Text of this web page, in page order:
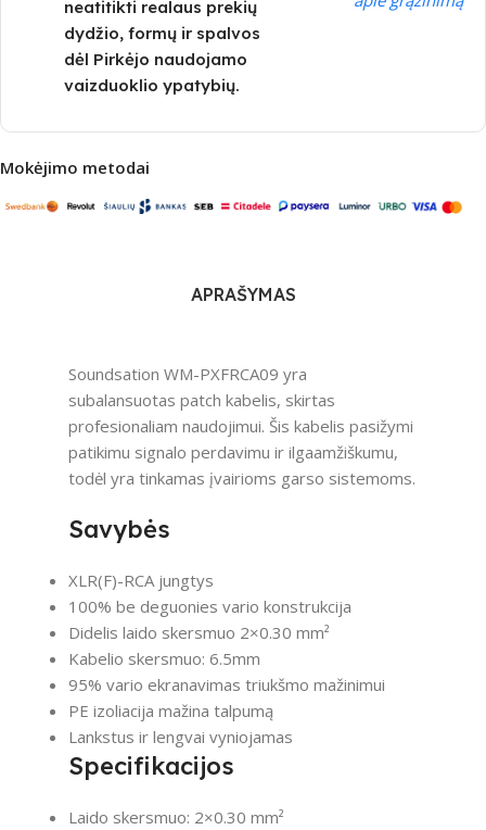
neatitikti realaus prekių
dydžio, formų ir spalvos
dėl Pirkėjo naudojamo
vaizduoklio ypatybių.
Mokėjimo metodai
APRAŠYMAS
Soundsation WM-PXFRCA09 yra
subalansuotas patch kabelis, skirtas
profesionaliam naudojimui. Šis kabelis pasižymi
patikimu signalo perdavimu ir ilgaamžiškumu,
todėl yra tinkamas įvairioms garso sistemoms.
Savybės
XLR(F)-RCA jungtys
100% be deguonies vario konstrukcija
Didelis laido skersmuo 2×0.30 mm²
Kabelio skersmuo: 6.5mm
95% vario ekranavimas triukšmo mažinimui
PE izoliacija mažina talpumą
Lankstus ir lengvai vyniojamas
Specifikacijos
Laido skersmuo: 2×0.30 mm²